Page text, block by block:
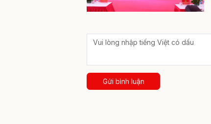
Gửi bình luận